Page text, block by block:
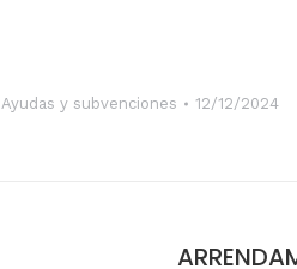
Ayudas y subvenciones 12/12/2024